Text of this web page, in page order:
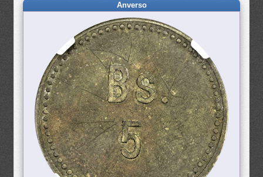
Anverso